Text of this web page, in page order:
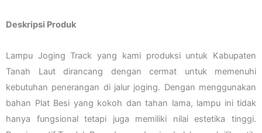
Deskripsi Produk
Lampu Joging Track yang kami produksi untuk Kabupaten
Tanah Laut dirancang dengan cermat untuk memenuhi
kebutuhan penerangan di jalur joging. Dengan menggunakan
bahan Plat Besi yang kokoh dan tahan lama, lampu ini tidak
hanya fungsional tetapi juga memiliki nilai estetika tinggi.